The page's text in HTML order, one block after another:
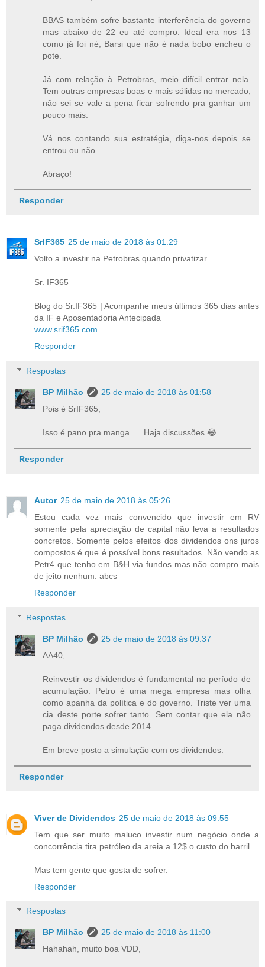
BBAS também sofre bastante interferência do governo
mas abaixo de 22 eu até compro. Ideal era nos 13
como já foi né, Barsi que não é nada bobo encheu o
pote.
Já com relação à Petrobras, meio difícil entrar nela.
Tem outras empresas boas e mais sólidas no mercado,
não sei se vale a pena ficar sofrendo pra ganhar um
pouco mais.
Vá nos contando sua estratégia, diga-nos depois se
entrou ou não.
Abraço!
Responder
SrIF365 25 de maio de 2018 às 01:29
Volto a investir na Petrobras quando privatizar....
Sr. IF365
Blog do Sr.IF365 | Acompanhe meus últimos 365 dias antes
da IF e Aposentadoria Antecipada
www.srif365.com
Responder
Respostas
BP Milhão
25 de maio de 2018 às 01:58
Pois é SrIF365,
Isso é pano pra manga..... Haja discussões 😂
Responder
Autor 25 de maio de 2018 às 05:26
Estou cada vez mais convencido que investir em RV
somente pela apreciação de capital não leva a resultados
concretos. Somente pelos efeitos dos dividendos ons juros
compostos é que é possível bons resultados. Não vendo as
Petr4 que tenho em B&H via fundos mas não compro mais
de jeito nenhum. abcs
Responder
Respostas
BP Milhão
25 de maio de 2018 às 09:37
AA40,
Reinvestir os dividendos é fundamental no período de
acumulação. Petro é uma mega empresa mas olha
como apanha da política e do governo. Triste ver uma
cia deste porte sofrer tanto. Sem contar que ela não
paga dividendos desde 2014.
Em breve posto a simulação com os dividendos.
Responder
Viver de Dividendos 25 de maio de 2018 às 09:55
Tem que ser muito maluco investir num negócio onde a
concorrência tira petróleo da areia a 12$ o custo do barril.
Mas tem gente que gosta de sofrer.
Responder
Respostas
BP Milhão
25 de maio de 2018 às 11:00
Hahahah, muito boa VDD,